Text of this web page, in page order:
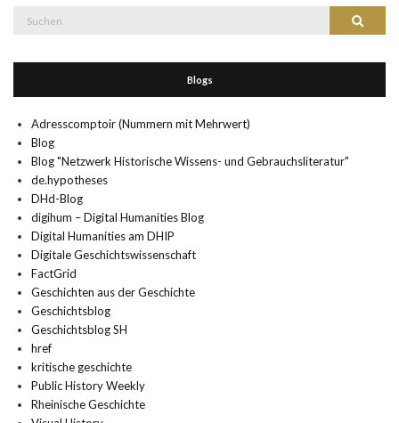
Suchen
Blogs
Adresscomptoir (Nummern mit Mehrwert)
Blog
Blog "Netzwerk Historische Wissens- und Gebrauchsliteratur"
de.hypotheses
DHd-Blog
digihum – Digital Humanities Blog
Digital Humanities am DHIP
Digitale Geschichtswissenschaft
FactGrid
Geschichten aus der Geschichte
Geschichtsblog
Geschichtsblog SH
href
kritische geschichte
Public History Weekly
Rheinische Geschichte